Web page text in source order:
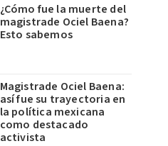
¿Cómo fue la muerte del
magistrade Ociel Baena?
Esto sabemos
Magistrade Ociel Baena:
así fue su trayectoria en
la política mexicana
como destacado
activista